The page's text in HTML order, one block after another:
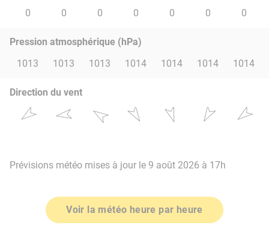
0
0 0 0 0 0 0
Pression atmosphérique (hPa)
1013
1013 1013 1014 1014 1014 1014
Direction du vent
Prévisions météo mises à jour le 9 août 2026 à 17h
Voir la météo heure par heure